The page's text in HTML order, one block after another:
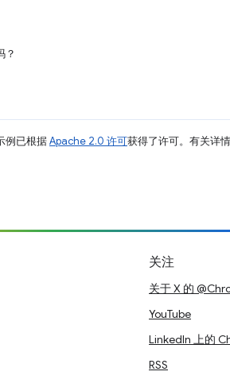
？
例已根据Apache 2.0 许可获得了许可。有关详
关注
关于 X 的
YouTube
LinkedIn 上的
RSS